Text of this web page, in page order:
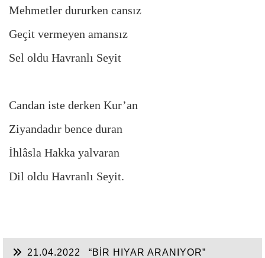
Mehmetler dururken cansız
Geçit vermeyen amansız
Sel oldu Havranlı Seyit
Candan iste derken Kur’an
Ziyandadır bence duran
İhlâsla Hakka yalvaran
Dil oldu Havranlı Seyit.
21.04.2022
“BİR HIYAR ARANIYOR”